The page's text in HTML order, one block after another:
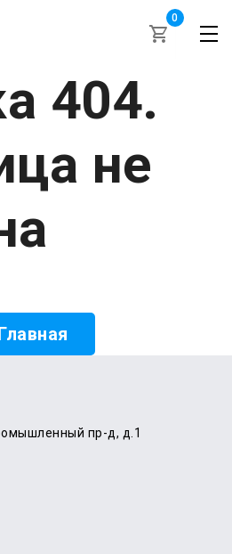
0
404.
не
пр-д, д.1